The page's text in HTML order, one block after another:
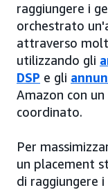
raggiungere i
orchestrato
attraverso
utilizzando gli
DSP e gli
Amazon con
coordinato.
Per
un placement
di raggiungere